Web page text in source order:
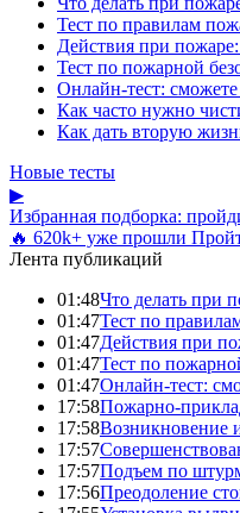
Тест по правилам
Действия при
Тест по пожарной
Онлайн-тест:
Как часто нужно
Как дать вторую
Новые тесты
▶
Избранная подборка:
🔥 620k+ уже прошли
Лента публикаций
01:48Что делать при
01:47Тест по
01:47Действия при
01:47Тест по
01:47Онлайн-тест:
17:58Пожарно-
17:58Возникновение
17:57
17:57Подъем по
17:56Преодоление